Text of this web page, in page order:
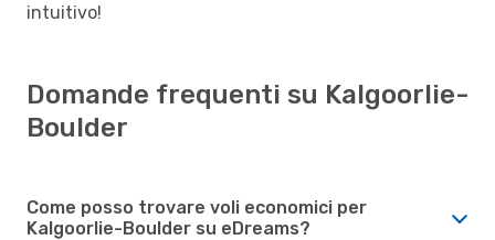
intuitivo!
Domande frequenti su Kalgoorlie-
Boulder
Come posso trovare voli economici per
Kalgoorlie-Boulder su eDreams?